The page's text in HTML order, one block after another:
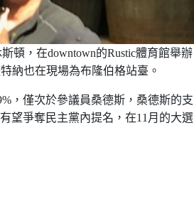
斯頓，在downtown的Rustic體育館舉辦
納也在現場為布隆伯格站臺。
，僅次於參議員桑德斯，桑德斯的支
望爭奪民主黨內提名，在11 月的大選